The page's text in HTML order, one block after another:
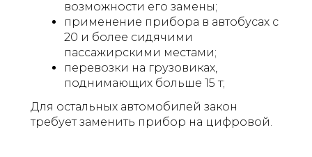
возможности его замены;
применение прибора в автобусах с
20 и более сидячими
пассажирскими местами;
перевозки на грузовиках,
поднимающих больше 15 т;
Для остальных автомобилей закон
требует заменить прибор на цифровой.